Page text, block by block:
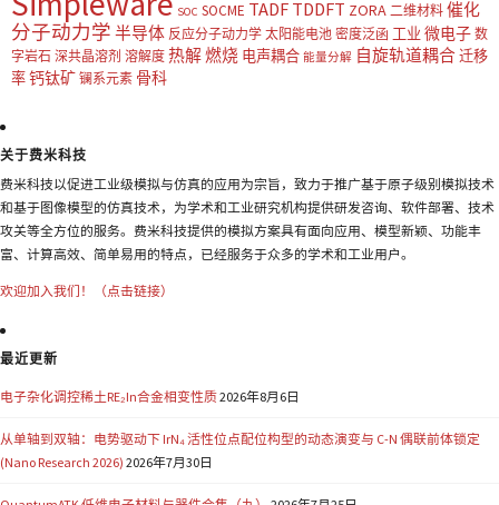
SOC SOCME TADF TDDFT ZORA 二维材料 催化
分子动力学 半导体 反应分子动力学 太阳能电池 密度泛函 工业 微电子 数
字岩石 深共晶溶剂 溶解度 热解燃烧 电声耦合 能量分解 自旋轨道耦合迁移
率钙钛矿 镧系元素 骨科
关于费米科技
费米科技以促进工业级模拟与仿真的应用为宗旨，致力于推广基于原子级别模拟技术
和基于图像模型的仿真技术，为学术和工业研究机构提供研发咨询、软件部署、技术
攻关等全方位的服务。费米科技提供的模拟方案具有面向应用、模型新颖、功能丰
富、计算高效、简单易用的特点，已经服务于众多的学术和工业用户。
欢迎加入我们！（点击链接）
最近更新
电子杂化调控稀土RE₂In合金相变性质2026年8月6日
从单轴到双轴：电势驱动下 IrN₄ 活性位点配位构型的动态演变与 C-N 偶联前体锁定
(Nano Research 2026) 2026年7月30日